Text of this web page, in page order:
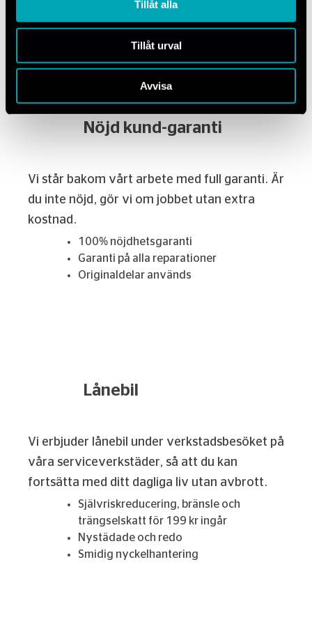
Tillåt alla
Tillåt urval
Avvisa
Vi går längre än andra för att säkerställa din trygghet och
bekvämlighet när du lämnar din bil hos någon av Mechanums
Nöjd kund-garanti
Vi står bakom vårt arbete med full garanti. Är
du inte nöjd, gör vi om jobbet utan extra
kostnad.
100% nöjdhetsgaranti
Garanti på alla reparationer
Originaldelar används
Lånebil
Vi erbjuder lånebil under verkstadsbesöket på
våra serviceverkstäder, så att du kan
fortsätta med ditt dagliga liv utan avbrott.
Självriskreducering, bränsle och
trängselskatt för 199 kr ingår
Nystädade och redo
Smidig nyckelhantering